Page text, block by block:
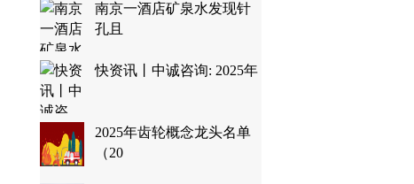
南京一酒店矿泉水发现针
孔且
快资讯丨中诚咨询: 2025年
2025年齿轮概念龙头名单
（20